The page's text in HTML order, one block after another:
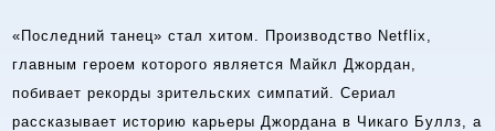
«Последний танец» стал хитом. Производство Netflix,
главным героем которого является Майкл Джордан,
побивает рекорды зрительских симпатий. Сериал
рассказывает историю карьеры Джордана в Чикаго Буллз, а